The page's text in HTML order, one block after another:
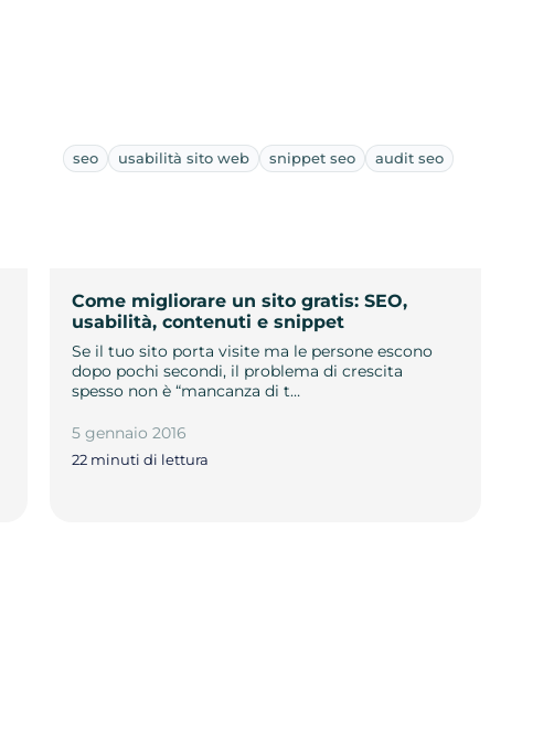
seo usabilità sito web snippet seo audit seo
Come migliorare un sito gratis: SEO,
usabilità, contenuti e snippet
Se il tuo sito porta visite ma le persone escono
dopo pochi secondi, il problema di crescita
spesso non è “mancanza di t…
5 gennaio 2016
22 minuti di lettura